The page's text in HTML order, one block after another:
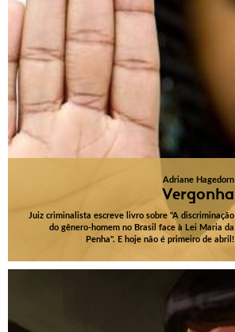
Adriane Hagedorn
Vergonha
Juiz criminalista escreve livro sobre "A discriminação
do gênero-homem no Brasil face à Lei Maria da
Penha". E hoje não é primeiro de abril!